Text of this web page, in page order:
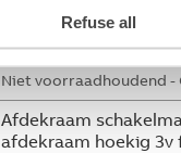
Refuse all
2000/6/6US-101-500
Niet voorraadhoudend -
Afdekraam
afdekraam hoekig